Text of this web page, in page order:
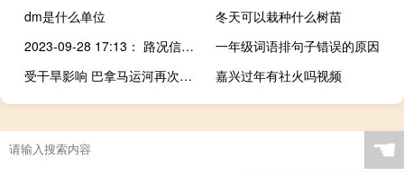
dm是什么单位
冬天可以栽种什么树苗
2023-09-28 17:13： 路况信息：2023年9月28日16时52分，沪昆高速潭邵段双峰收费站附近以东K1159处西往东因多车追尾造成交通阻断，目前事故正在处理当中，交通恢复正常时间待定。 ​​​
一年级词语排句子错误的原因
受干旱影响 巴拿马运河再次减少单日通行船只数量上限
嘉兴过年有社火吗视频
☚